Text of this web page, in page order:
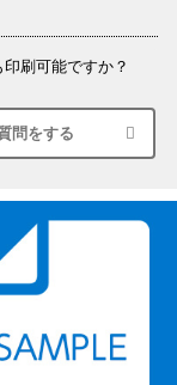
刷可能ですか？
するときの設定は？
ますか
ますか？
問をする